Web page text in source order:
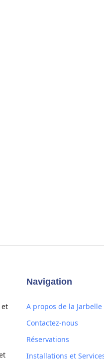
et
Navigation
A propos de la Jarbelle
Contactez-nous
Réservations
Installations et